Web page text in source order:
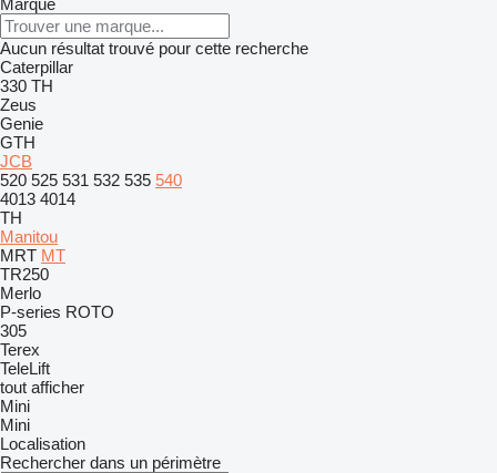
Marque
Aucun résultat trouvé pour cette recherche
Caterpillar
330 TH
Zeus
Genie
GTH
JCB
520 525 531 532 535 540
4013 4014
TH
Manitou
MRT MT
TR250
Merlo
P-series ROTO
305
Terex
TeleLift
tout afficher
Mini
Mini
Localisation
Rechercher dans un périmètre